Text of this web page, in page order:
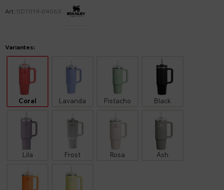
SDT019-04063
Variantes:
Coral Lavanda Pistacho Black
Lila Frost Rosa Ash